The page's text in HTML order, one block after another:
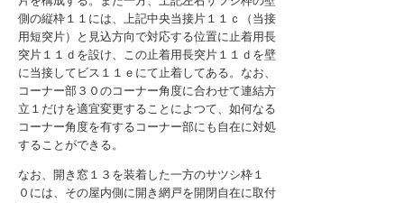
側の縦枠１１には、上記中央当接片１１ｃ（当接
用短突片）と見込方向で対応する位置に止着用長
突片１１ｄを設け、この止着用長突片１１ｄを壁
に当接してビス１１ｅにて止着してある。なお、
コーナー部３０のコーナー角度に合わせて連結方
立１だけを適宜変更することによつて、如何なる
コーナー角度を有するコーナー部にも自在に対処
することができる。
なお、開き窓１３を装着した一方のサツシ枠１
０には、その屋内側に開き網戸を開閉自在に取付